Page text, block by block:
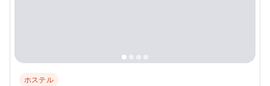
ホステル